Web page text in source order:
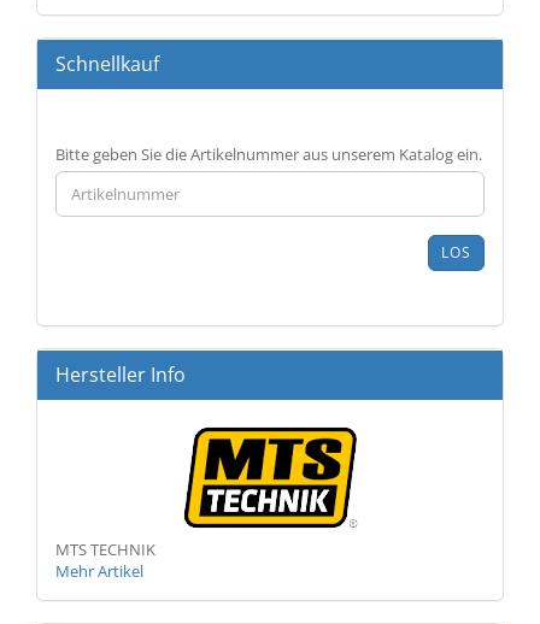
Schnellkauf
BITTE
GEBEN
SIE
DIE
EIN.
Bitte geben Sie die Artikelnummer aus unserem Katalog ein.
LOS
Hersteller Info
MTS TECHNIK
Mehr Artikel